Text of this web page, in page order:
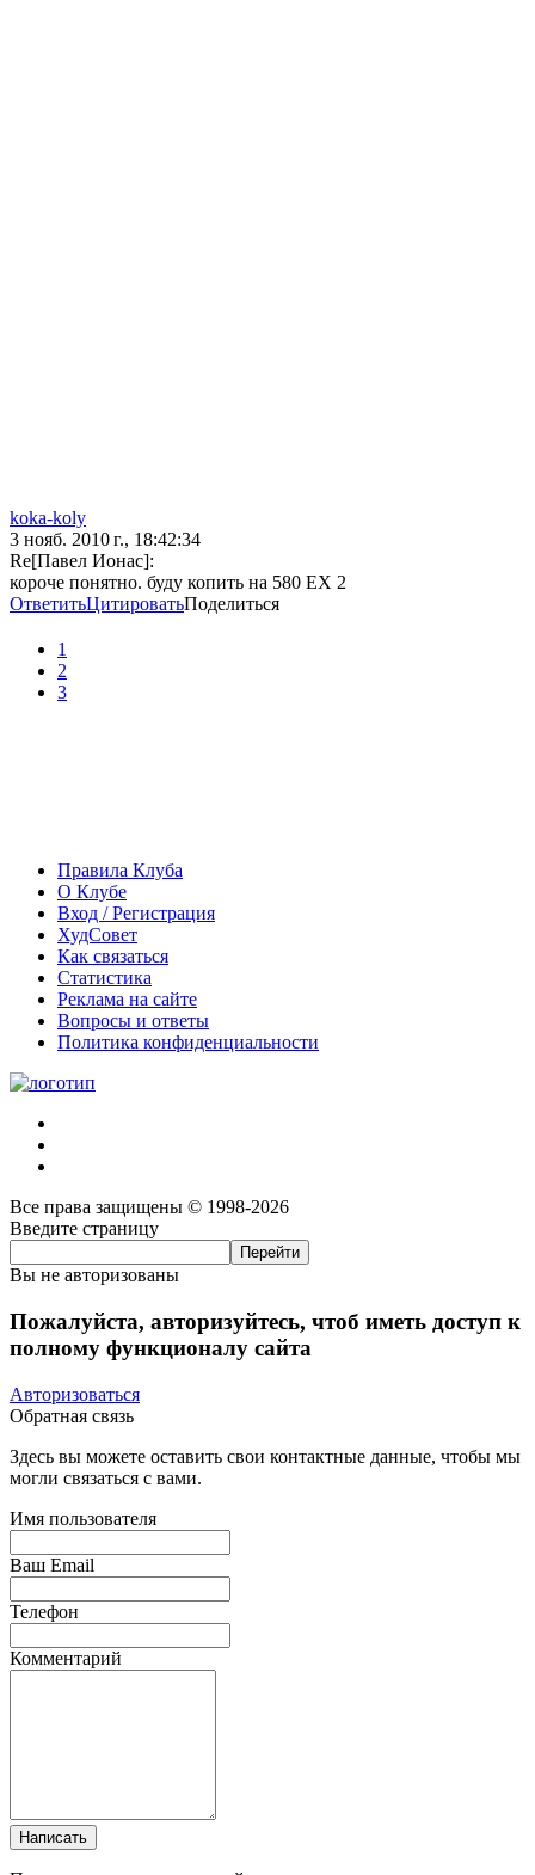
koka-koly
3 нояб. 2010 г., 18:42:34
Re[Павел Ионас]:
короче понятно. буду копить на 580 EX 2
ОтветитьЦитироватьПоделиться
1
2
3
Правила Клуба
О Клубе
Вход / Регистрация
ХудСовет
Как связаться
Статистика
Реклама на сайте
Вопросы и ответы
Политика конфиденциальности
Все права защищены © 1998-2026
Введите страницу
Вы не авторизованы
Пожалуйста, авторизуйтесь, чтоб иметь доступ к
полному функционалу сайта
Авторизоваться
Обратная связь
Здесь вы можете оставить свои контактные данные, чтобы мы
могли связаться с вами.
Имя пользователя
Ваш Email
Телефон
Комментарий
Написать